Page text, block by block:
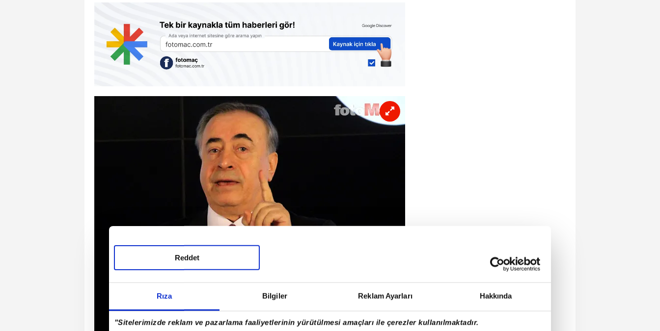
Rıza Bilgiler Reklam Ayarları Hakkında
"Sitelerimizde reklam ve pazarlama faaliyetlerinin yürütülmesi amaçları ile çerezler kullanılmaktadır.
Reddet